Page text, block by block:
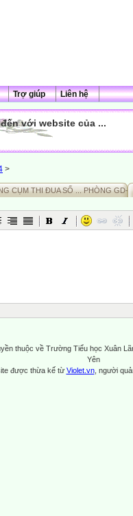
Trợ giúp Liên hệ
với website của ...
>
CỤM THI ĐUA SỐ ... PHÒNG GD-
thuộc về Trường Tiểu học Xuân
Yên
được thừa kế từ Violet.vn, người